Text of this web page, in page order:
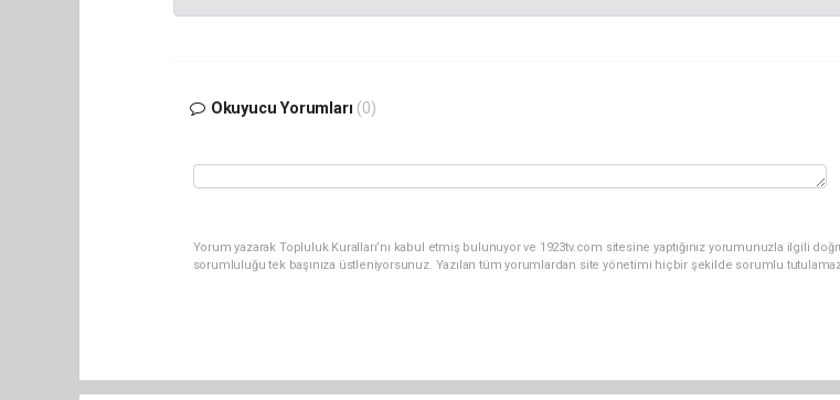
Okuyucu Yorumları (0)
Yorum yazarak Topluluk Kuralları’nı kabul etmiş bulunuyor ve 1923tv.com sitesine yaptığınız yorumunuzla ilgili
sorumluluğu tek başınıza üstleniyorsunuz. Yazılan tüm yorumlardan site yönetimi hiçbir şekilde sorumlu